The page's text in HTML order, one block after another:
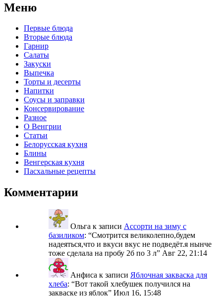
Меню
Первые блюда
Вторые блюда
Гарнир
Салаты
Закуски
Выпечка
Торты и десерты
Напитки
Соусы и заправки
Консервирование
Разное
О Венгрии
Статьи
Белорусская кухня
Блины
Венгерская кухня
Пасхальные рецепты
Комментарии
Ольга к записи Ассорти на зиму с
базиликом: “Смотрится великолепно,будем
надеяться,что и вкуси вкус не подведёт.я нынче
тоже сделала на пробу 2б по 3 л” Авг 22, 21:14
Анфиса к записи Яблочная закваска для
хлеба: “Вот такой хлебушек получился на
закваске из яблок” Июл 16, 15:48